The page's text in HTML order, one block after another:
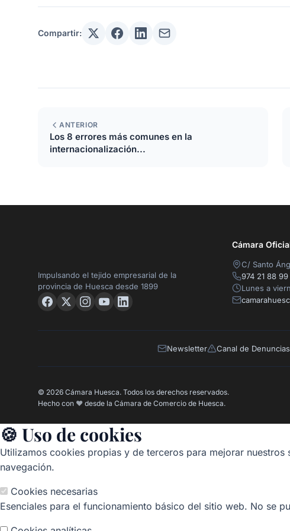
Compartir:
ANTERIOR
Los 8 errores más comunes en la
internacionalización...
Impulsando el tejido empresarial de la
provincia de Huesca desde 1899
Cámara
C/ Santo
974 21 88 99
Lunes a
Newsletter Canal de Denuncias
© 2026 Cámara Huesca. Todos los derechos reservados.
Hecho con ❤️ desde la Cámara de Comercio de Huesca.
🍪 Uso de cookies
Utilizamos cookies propias y de terceros para mejorar
navegación.
Cookies necesarias
Esenciales para el funcionamiento básico del sitio web. No se